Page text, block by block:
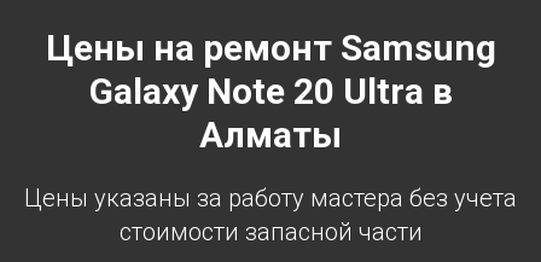
Цены на ремонт Samsung
Galaxy Note 20 Ultra в
Алматы
Цены указаны за работу мастера без учета
стоимости запасной части